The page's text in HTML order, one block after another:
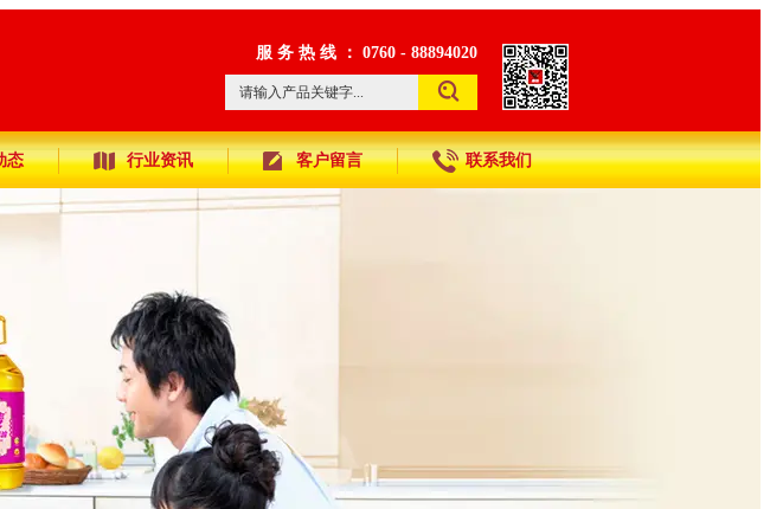
服 务 热 线 ： 0760 - 88894020
态 行业资讯 客户留言 联系我们